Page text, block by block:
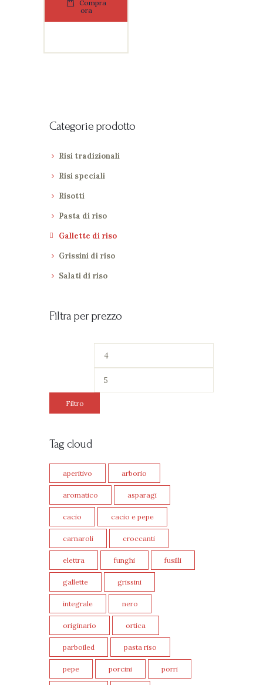
Compra
ora
Categorie prodotto
Risi tradizionali
Risi speciali
Risotti
Pasta di riso
Gallette di riso
Grissini di riso
Salati di riso
Filtra per prezzo
Filtro
Tag cloud
aperitivo arborio
aromatico asparagi
cacio cacio e pepe
carnaroli croccanti
elettra funghi fusilli
gallette grissini
integrale nero
originario ortica
parboiled pasta riso
pepe porcini porri